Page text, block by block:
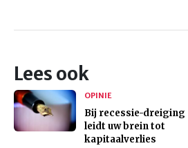
Lees ook
OPINIE
Bij recessie-dreiging
leidt uw brein tot
kapitaalverlies